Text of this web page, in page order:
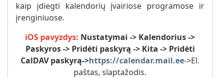
kaip įdiegti kalendorių įvairiose programose ir
įrenginiuose.
iOS pavyzdys: Nustatymai -> Kalendorius ->
Paskyros -> Pridėti paskyrą -> Kita -> Pridėti
CalDAV paskyrą->https://calendar.mail.ee->El.
paštas, slaptažodis.